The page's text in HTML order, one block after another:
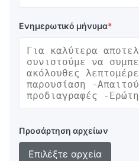
Ενημερωτικό μήνυμα*
Προσάρτηση αρχείων
Επιλέξτε αρχεία